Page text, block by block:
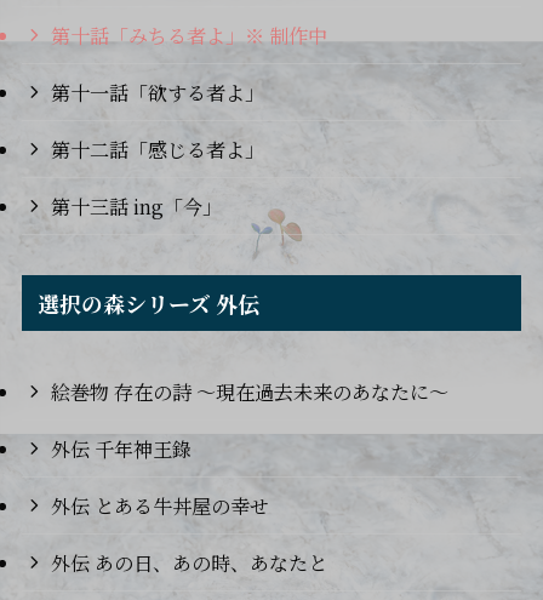
第十話「みちる者よ」※ 制作中
第十一話「欲する者よ」
第十二話「感じる者よ」
第十三話 ing「今」
選択の森シリーズ 外伝
絵巻物 存在の詩 ～現在過去未来のあなたに〜
外伝 千年神王錄
外伝 とある牛丼屋の幸せ
外伝 あの日、あの時、あなたと